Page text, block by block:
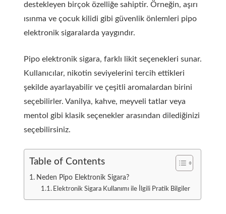
destekleyen birçok özelliğe sahiptir. Örneğin, aşırı
ısınma ve çocuk kilidi gibi güvenlik önlemleri pipo
elektronik sigaralarda yaygındır.
Pipo elektronik sigara, farklı likit seçenekleri sunar.
Kullanıcılar, nikotin seviyelerini tercih ettikleri
şekilde ayarlayabilir ve çeşitli aromalardan birini
seçebilirler. Vanilya, kahve, meyveli tatlar veya
mentol gibi klasik seçenekler arasından dilediğinizi
seçebilirsiniz.
Table of Contents
Neden Pipo Elektronik Sigara?
Elektronik Sigara Kullanımı ile İlgili Pratik Bilgiler